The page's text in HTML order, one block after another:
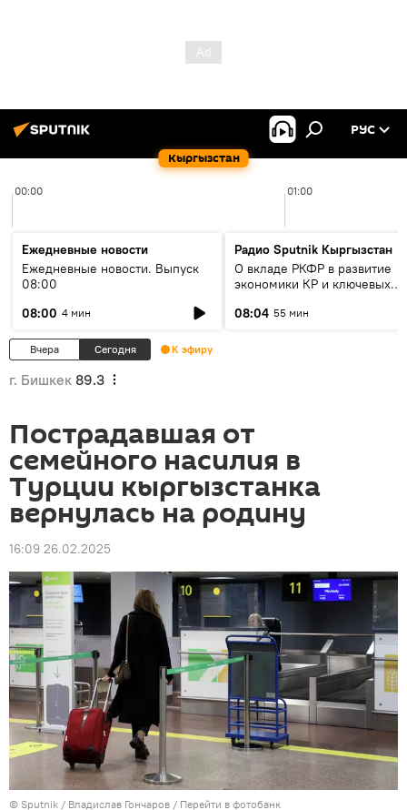
Кыргызстан
РУС
00:00 01:00
Ежедневные новости
Ежедневные новости. Выпуск
08:00
08:00 4 мин
Радио Sputnik Кыргызстан
О вкладе РКФР в развитие
экономики КР и ключевых
08:04 55 мин
Вчера Сегодня К эфиру
г. Бишкек 89.3
Пострадавшая от
семейного насилия в
Турции кыргызстанка
вернулась на родину
16:09 26.02.2025
© Sputnik / Владислав Гончаров / Перейти в фотобанк